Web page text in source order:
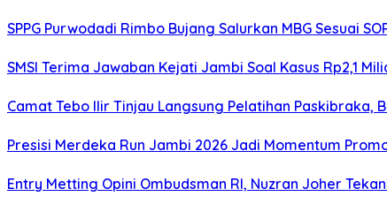
SPPG Purwodadi Rimbo Bujang Salurkan MBG Sesuai
SMSI Terima Jawaban Kejati Jambi Soal Kasus Rp2,1
Camat Tebo Ilir Tinjau Langsung Pelatihan Paskibraka,
Presisi Merdeka Run Jambi 2026 Jadi Momentum
Entry Metting Opini Ombudsman RI, Nuzran Joher